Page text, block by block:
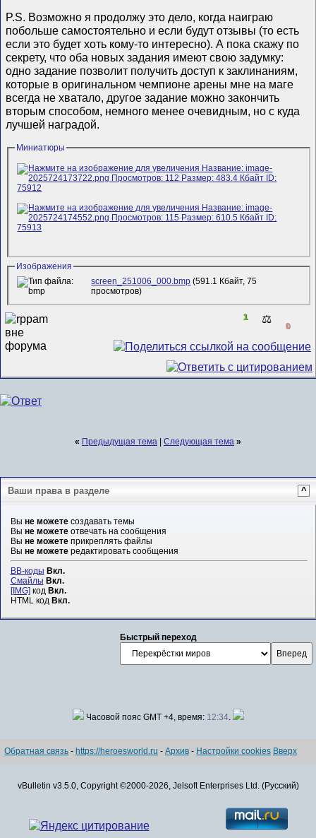
P.S. Возможно я продолжу это дело, когда наиграю
побольше самостоятельно и если будут отзывы (то есть
если это будет хоть кому-то интересно). А пока скажу по
секрету, что оба новых задания имеют свою задумку:
одно задание позволит получить доступ к заклинаниям,
которые в оригинальном чемпионе арены мне на маге
всегда не хватало, другое задание можно закончить
вторым способом, немного менее очевидным, но с куда
лучшей наградой.
Миниатюры
Изображения
screen_251006_000.bmp (591.1 Кбайт, 75
просмотров)
1 ⚖️
0
« Предыдущая тема | Следующая тема »
Ваши права в разделе ^
Вы не можетесоздавать темы
Вы не можетеотвечать на сообщения
Вы не можетеприкреплять файлы
Вы не можетередактировать сообщения
BB-коды Вкл.
Смайлы Вкл.
[IMG] код Вкл.
HTML код Вкл.
Быстрый переход
Часовой пояс GMT +4, время: 12:34.
Обратная связь - https://heroesworld.ru - Архив - Настройки cookies Вверх
vBulletin v3.5.0, Copyright ©2000-2026, Jelsoft Enterprises Ltd. (Русский)